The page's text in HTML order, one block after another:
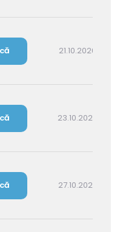
21.10.2026 14:30
23.10.2026 16:00
27.10.2026 16:00